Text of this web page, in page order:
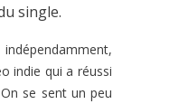
single.
indie qui a réussi
se sent un peu